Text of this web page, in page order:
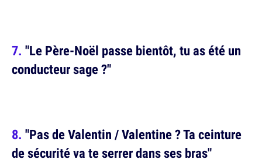
"Le Père-Noël passe bientôt, tu as été un
conducteur sage ?"
"Pas de Valentin / Valentine ? Ta ceinture
de sécurité va te serrer dans ses bras"